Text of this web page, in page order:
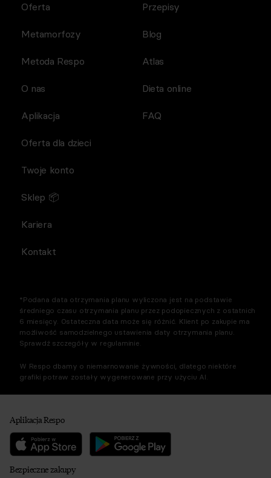
Oferta
Metamorfozy
Metoda Respo
O nas
Aplikacja
Przepisy
Blog
Atlas
Dieta online
FAQ
Oferta dla dzieci
Twoje konto
Sklep 📦
Kariera
Kontakt
*Podana data otrzymania planu wyliczona jest na podstawie
średniego czasu otrzymania planu przez podopiecznych z ostatnich
6 miesięcy. Ostateczna data może się różnić. Klient po zakupie ma
możliwość samodzielnego ustawienia daty otrzymania planu.
Sprawdź szczegóły w regulaminie.
W Respo dbamy o niemarnowanie żywności, dlatego niektóre
grafiki potraw zostały wygenerowane przy użyciu AI.
Aplikacja Respo
Bezpieczne zakupy